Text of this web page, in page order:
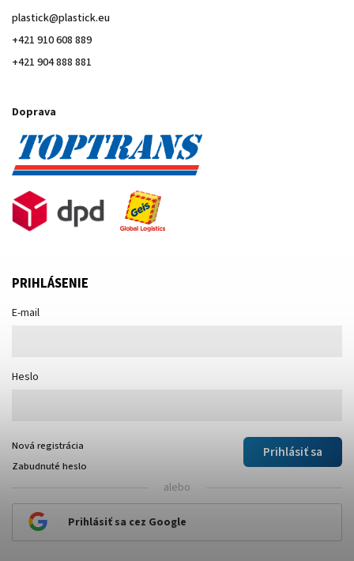
plastick@plastick.eu
+421 910 608 889
+421 904 888 881
Doprava
PRIHLÁSENIE
E-mail
Heslo
Prihlásiť sa
Nová registrácia
Zabudnuté heslo
alebo
Prihlásiť sa cez Google